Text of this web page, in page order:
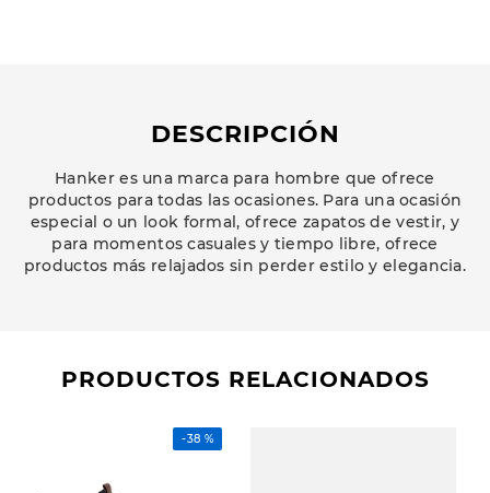
DESCRIPCIÓN
Hanker es una marca para hombre que ofrece
productos para todas las ocasiones. Para una ocasión
especial o un look formal, ofrece zapatos de vestir, y
para momentos casuales y tiempo libre, ofrece
productos más relajados sin perder estilo y elegancia.
PRODUCTOS RELACIONADOS
-38 %